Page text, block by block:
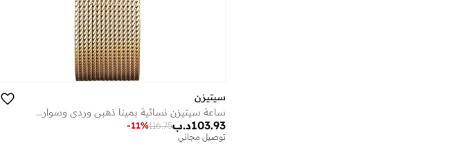
سيتيزن
ساعة سيتيزن نسائية بمينا ذهبي وردي وسوار شبكي تعمل بالطاقة الشمسية
د.ب103.93
116.75
-11%
توصيل مجاني